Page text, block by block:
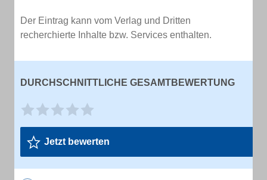
Der Eintrag kann vom Verlag und Dritten
recherchierte Inhalte bzw. Services enthalten.
DURCHSCHNITTLICHE GESAMTBEWERTUNG
Jetzt bewerten